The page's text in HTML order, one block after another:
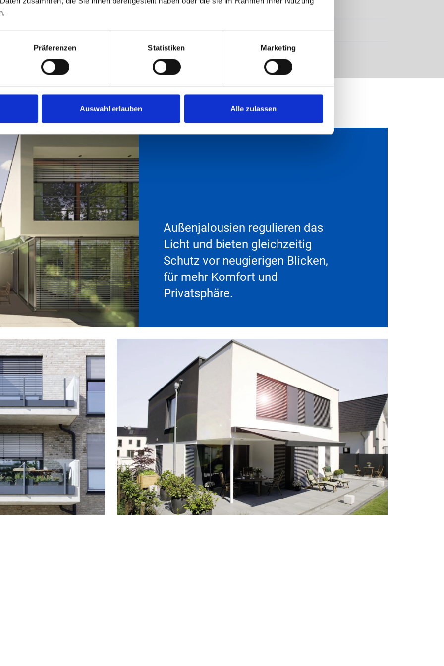
Präferenzen Statistiken Marketing
Auswahl erlauben Alle zulassen
der Fenster, Neubau, Renovierung
Außenjalousien regulieren das
Licht und bieten gleichzeitig
Schutz vor neugierigen Blicken,
für mehr Komfort und
Privatsphäre.